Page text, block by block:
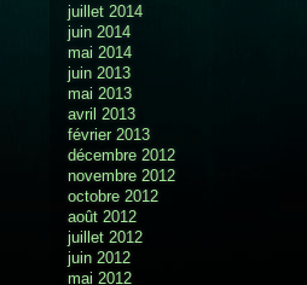
juillet 2014
juin 2014
mai 2014
juin 2013
mai 2013
avril 2013
février 2013
décembre 2012
novembre 2012
octobre 2012
août 2012
juillet 2012
juin 2012
mai 2012